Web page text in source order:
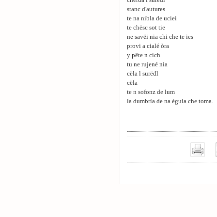
stanc d'autures
te na nibla de uciei
te chësc sot tie
ne savëi nia chi che te ies
provi a cialé òra
y pëte n cich
tu ne rujené nia
cëla l surëdl
cëla
te n sofonz de lum
la dumbrìa de na éguia che toma.